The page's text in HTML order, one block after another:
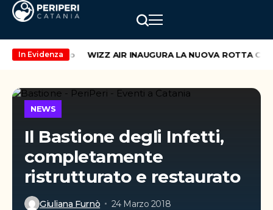
In Evidenza
di maggio WIZZ AIR INAUGURA LA NUOVA ROTTA
NEWS
Il Bastione degli Infetti,
completamente
ristrutturato e restaurato
Giuliana Furnò
24 Marzo 2018